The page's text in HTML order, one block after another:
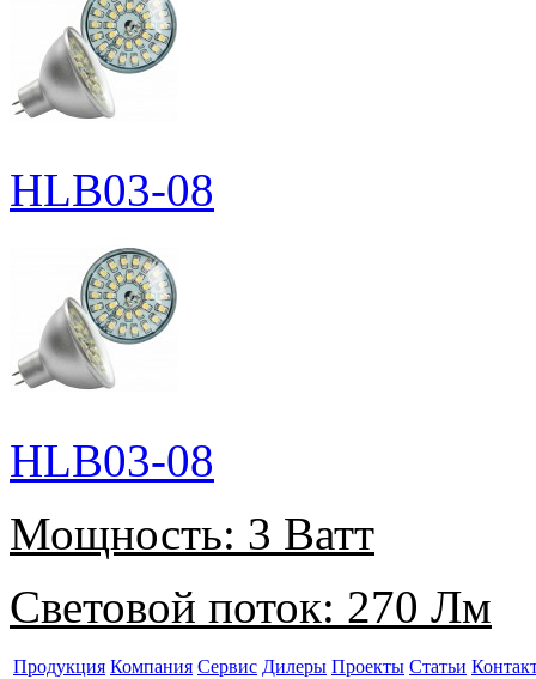
HLB03-08
HLB03-08
Мощность: 3 Ватт
Световой поток: 270 Лм
Продукция Компания Сервис Дилеры Проекты Статьи